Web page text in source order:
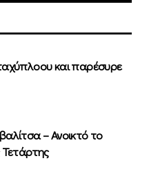
και παρέσυρε
– Ανοικτό το
Τετάρτης